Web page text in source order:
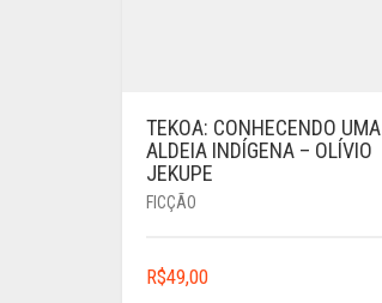
TEKOA: CONHECENDO UMA
ALDEIA INDÍGENA – OLÍVIO
JEKUPE
FICÇÃO
R$49,00